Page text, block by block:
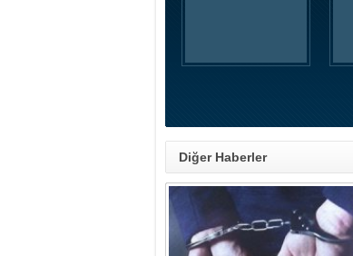
Diğer Haberler